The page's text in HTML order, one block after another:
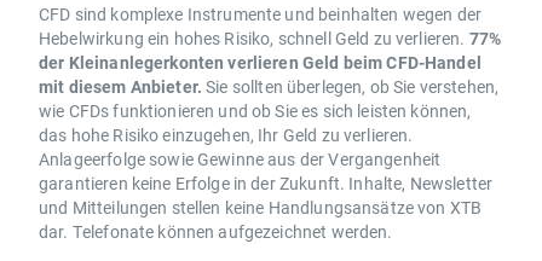
CFD sind komplexe Instrumente und beinhalten wegen der
Hebelwirkung ein hohes Risiko, schnell Geld zu verlieren. 77%
der Kleinanlegerkonten verlieren Geld beim CFD-Handel
mit diesem Anbieter. Sie sollten überlegen, ob Sie verstehen,
wie CFDs funktionieren und ob Sie es sich leisten können,
das hohe Risiko einzugehen, Ihr Geld zu verlieren.
Anlageerfolge sowie Gewinne aus der Vergangenheit
garantieren keine Erfolge in der Zukunft. Inhalte, Newsletter
und Mitteilungen stellen keine Handlungsansätze von XTB
dar. Telefonate können aufgezeichnet werden.